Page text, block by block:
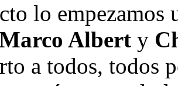
lo empezamos
Albert y
a todos, todos